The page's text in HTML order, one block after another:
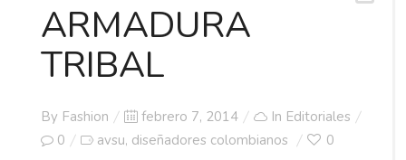
ARMADURA
TRIBAL
By Fashion
Posted
on
febrero 7, 2014 In Editoriales
0
avsu, diseñadores colombianos 0